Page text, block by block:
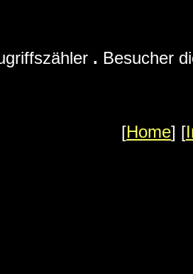
. Besucher
[Home] [